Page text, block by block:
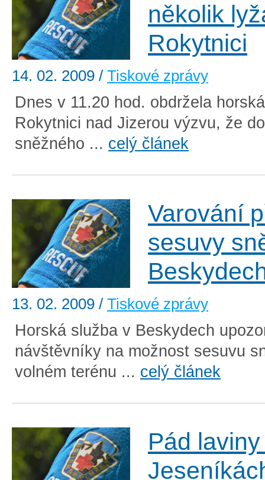
několik
Rokytnici
14. 02. 2009 / Tiskové zprávy
Dnes v 11.20 hod. obdržela
Rokytnici nad Jizerou výzvu, že
sněžného ... celý článek
Varování
sesuvy
13. 02. 2009 / Tiskové zprávy
Horská služba v Beskydech
návštěvníky na možnost sesuvu
volném terénu ... celý článek
Pád